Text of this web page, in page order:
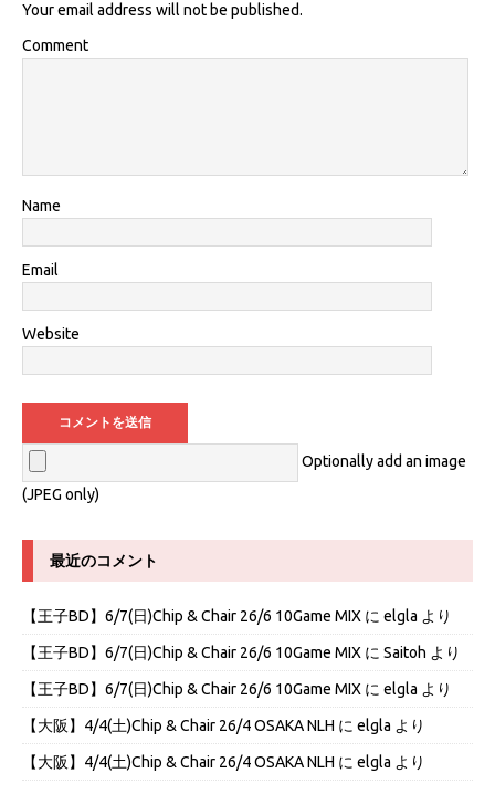
Your email address will not be published.
Comment
Name
Email
Website
Optionally add an image
(JPEG only)
最近のコメント
【王子BD】6/7(日)Chip & Chair 26/6 10Game MIX に elgla より
【王子BD】6/7(日)Chip & Chair 26/6 10Game MIX に Saitoh より
【王子BD】6/7(日)Chip & Chair 26/6 10Game MIX に elgla より
【大阪】4/4(土)Chip & Chair 26/4 OSAKA NLH に elgla より
【大阪】4/4(土)Chip & Chair 26/4 OSAKA NLH に elgla より